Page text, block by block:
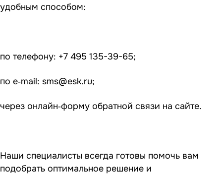
удобным способом:
по телефону: +7 495 135-39-65;
по e‑mail: sms@esk.ru;
через онлайн‑форму обратной связи на сайте.
Наши специалисты всегда готовы помочь вам
подобрать оптимальное решение и